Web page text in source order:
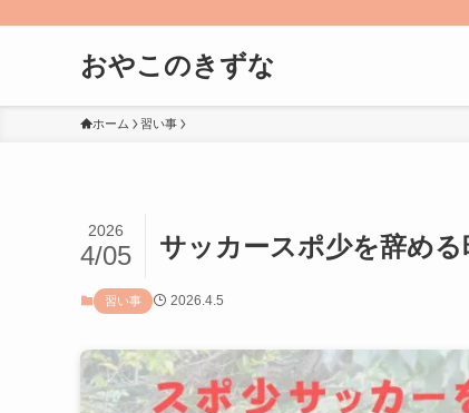
おやこのきずな
ホーム 習い事
サッカースポ少を辞め
2026
4/05
習い事 2026.4.5